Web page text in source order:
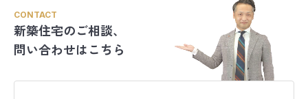
CONTACT
新築住宅のご相談、
問い合わせはこちら